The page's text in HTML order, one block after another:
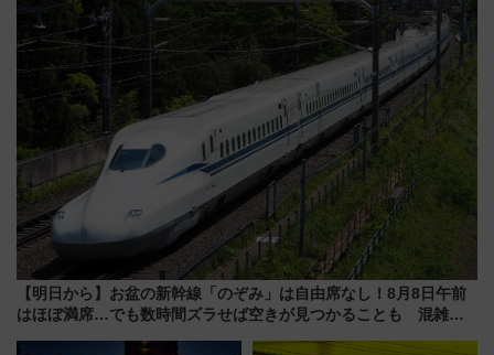
【明日から】お盆の新幹線「のぞみ」は自由席なし！8月8日午前
はほぼ満席…でも数時間ズラせば空きが見つかることも 混雑避